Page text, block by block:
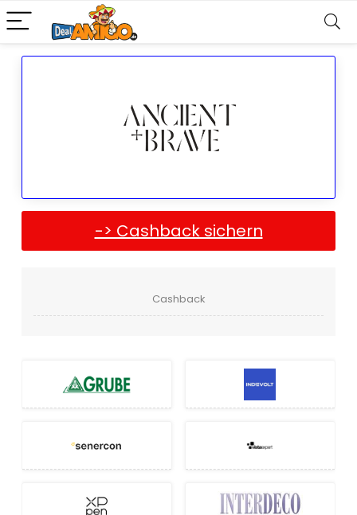
-> Cashback sichern
Cashback